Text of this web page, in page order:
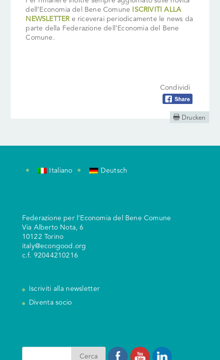
dell’Economia del Bene Comune ISCRIVITI ALLA
NEWSLETTERe riceverai periodicamente le news da
parte della Federazione dell’Economia del Bene
Comune.
Condividi
Drucken
Italiano Deutsch
Federazione per l’Economia del Bene Comune
Via Alberto Nota, 6
10122 Torino
italy@econgood.org
c.f. 92044210216
Iscriviti alla newsletter
Diventa socio